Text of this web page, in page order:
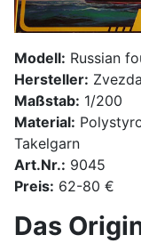
Modell: Russian
Hersteller: Zvezda
Maßstab: 1/200
Material:
Takelgarn
Art.Nr.: 9045
Preis: 62-80 €
Das